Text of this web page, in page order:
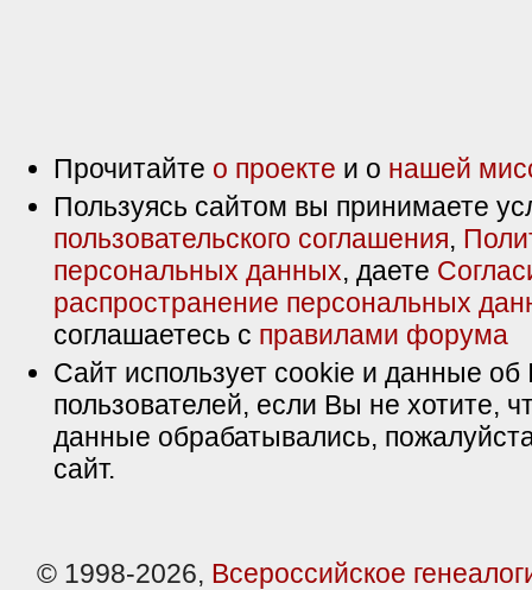
Прочитайте о проекте и о нашей
Пользуясь сайтом вы принимаете
пользовательского соглашения,
персональных данных, даете
распространение персональных
соглашаетесь с правилами форума
Сайт использует cookie и данные об
пользователей, если Вы не хотите,
данные обрабатывались,
сайт.
© 1998-2026, Всероссийское